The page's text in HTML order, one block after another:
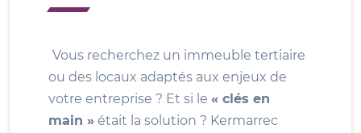
Vous recherchez un immeuble tertiaire
ou des locaux adaptés aux enjeux de
votre entreprise ? Et si le « clés en
main » était la solution ? Kermarrec